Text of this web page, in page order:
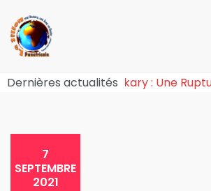
Dernières actualités
de l’Effet Tchiroma Bakary : Une
7
SEPTEMBRE
2021